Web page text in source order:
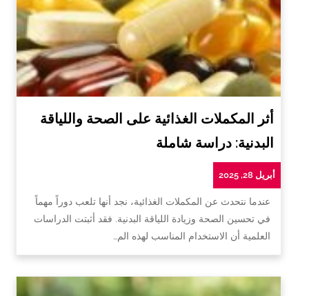
أثر المكملات الغذائية على الصحة واللياقة
البدنية: دراسة شاملة
أبريل 28, 2025
عندما نتحدث عن المكملات الغذائية، نجد أنها تلعب دوراً مهماً
في تحسين الصحة وزيادة اللياقة البدنية. فقد أثبتت الدراسات
العلمية أن الاستخدام المناسب لهذه الم…